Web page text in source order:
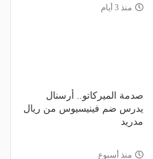
منذ 3 أيام
صدمة الميركاتو.. أرسنال
يدرس ضم فينيسيوس من ريال
مدريد
منذ أسبوع